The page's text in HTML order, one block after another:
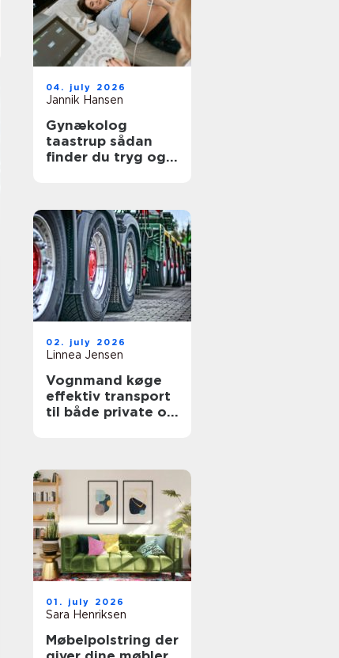
04. july 2026
Jannik Hansen
Gynækolog
taastrup sådan
finder du tryg og
02. july 2026
Linnea Jensen
Vognmand køge
effektiv transport
til både private og
01. july 2026
Sara Henriksen
Møbelpolstring der